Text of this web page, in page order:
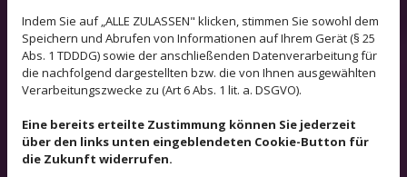
Motorik ) geschult, sondern auch das ganze
menschliche System wird einbezogen. Es geht somit um
Bewegung, Wahrnehmung/ Verarbeitung,
Aufmerksamkeit und das harmonische
Durch diesen ganzheitlichen Ansatz
Indem Sie auf „ALLE ZULASSEN" klicken, stimmen Sie sowohl dem
Speichern und Abrufen von Informationen auf Ihrem Gerät (§ 25
Abs. 1 TDDDG) sowie der anschließenden Datenverarbeitung für
die nachfolgend dargestellten bzw. die von Ihnen ausgewählten
Verarbeitungszwecke zu (Art 6 Abs. 1 lit. a. DSGVO).
Eine bereits erteilte Zustimmung können Sie jederzeit
über den links unten eingeblendeten Cookie-Button für
die Zukunft widerrufen.